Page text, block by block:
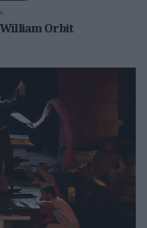
Orbit